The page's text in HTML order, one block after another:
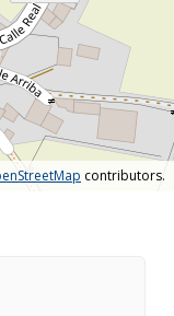
contributors.